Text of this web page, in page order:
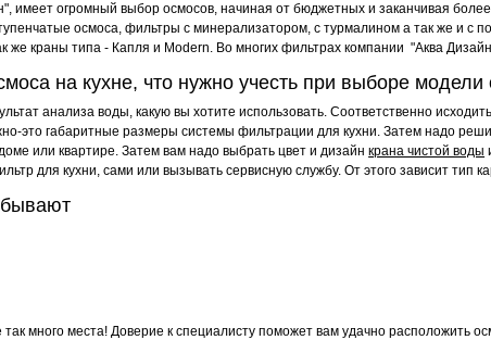
Особые отличия:
Кол-во этапов очистки:
имеет огромный выбор осмосов, начиная от бюджетных и заканчивая
осмоса, фильтры с минерализатором, с турмалином а так же и с
же краны типа - Капля и Modern. Во многих фильтрах компании "Аква
на кухне, что нужно учесть при выборе
анализа воды, какую вы хотите использовать. Соответственно
это габаритные размеры системы фильтрации для кухни. Затем надо
или квартире. Затем вам надо выбрать цвет и дизайнкрана чистой воды
для кухни, сами или вызывать сервисную службу. От этого зависит тип
бывают
много места! Доверие к специалисту поможет вам удачно расположить